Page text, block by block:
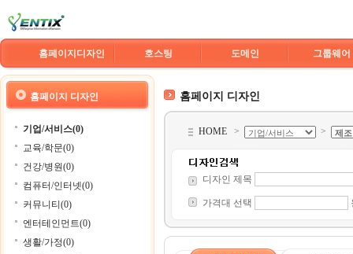
홈페이지디자인 호스팅 도메인 그룹웨어
홈페이지 디자인
기업/서비스(0)
교육/학문(0)
건강/병원(0)
컴퓨터/인터넷(0)
커뮤니티(0)
엔터테인먼트(0)
생활/가정(0)
홈페이지 디자인
HOME > >
디자인 제목
가격대 선택